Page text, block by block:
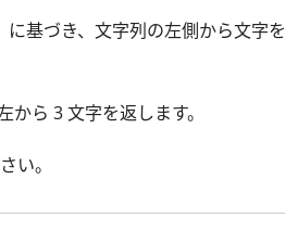
基づき、文字列の左側から文字を
ら 3 文字を返します。
い。